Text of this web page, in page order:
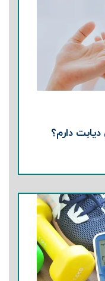
دارم؟